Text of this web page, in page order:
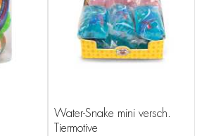
Water-Snake mini versch.
Tiermotive